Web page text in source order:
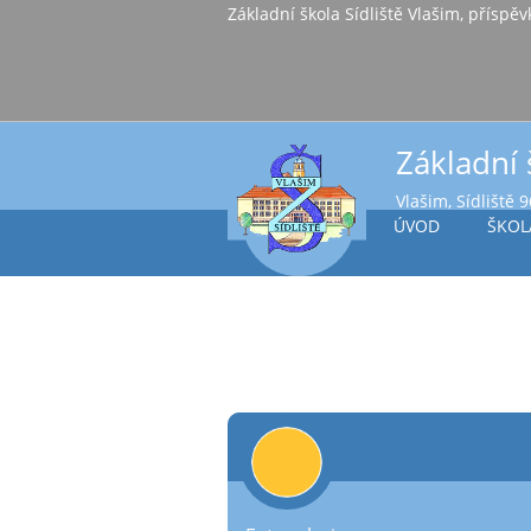
Základní škola
Základní
Vlašim, Sídliště
ÚVOD